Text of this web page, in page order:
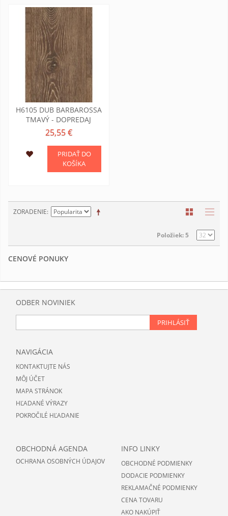
H6105 DUB BARBAROSSA
TMAVÝ - DOPREDAJ
25,55 €
PRIDAŤ DO
KOŠÍKA
ZORADENIE
Položiek: 5
CENOVÉ PONUKY
ODBER NOVINIEK
PRIHLÁSIŤ
NAVIGÁCIA
KONTAKTUJTE NÁS
MÔJ ÚČET
MAPA STRÁNOK
HĽADANÉ VÝRAZY
POKROČILÉ HĽADANIE
OBCHODNÁ AGENDA
OCHRANA OSOBNÝCH ÚDAJOV
INFO LINKY
OBCHODNÉ PODMIENKY
DODACIE PODMIENKY
REKLAMAČNÉ PODMIENKY
CENA TOVARU
AKO NAKÚPIŤ